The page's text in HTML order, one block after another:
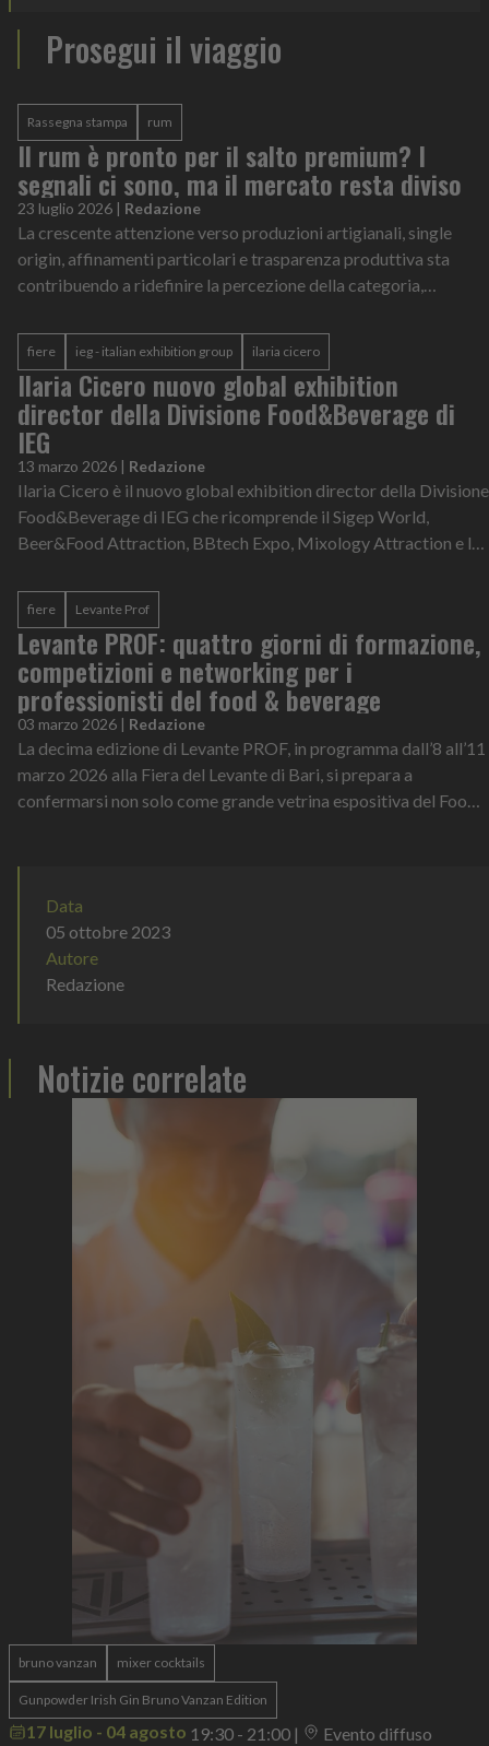
Prosegui il viaggio
Rassegna stampa rum
Il rum è pronto per il salto premium? I
segnali ci sono, ma il mercato resta diviso
23 luglio 2026 | Redazione
La crescente attenzione verso produzioni artigianali, single
origin, affinamenti particolari e trasparenza produttiva sta
contribuendo a ridefinire la percezione della categoria,
fiere ieg - italian exhibition group ilaria cicero
Ilaria Cicero nuovo global exhibition
director della Divisione Food&Beverage di
IEG
13 marzo 2026 | Redazione
Ilaria Cicero è il nuovo global exhibition director della Divisione
Food&Beverage di IEG che ricomprende il Sigep World,
Beer&Food Attraction, BBtech Expo, Mixology Attraction e le
fiere Levante Prof
Levante PROF: quattro giorni di formazione,
competizioni e networking per i
professionisti del food & beverage
03 marzo 2026 | Redazione
La decima edizione di Levante PROF, in programma dall’8 all’11
marzo 2026 alla Fiera del Levante di Bari, si prepara a
confermarsi non solo come grande vetrina espositiva del Food
Data
05 ottobre 2023
Autore
Redazione
Notizie correlate
bruno vanzan mixer cocktails
Gunpowder Irish Gin Bruno Vanzan Edition
17 luglio - 04 agosto 19:30 - 21:00 | Evento diffuso